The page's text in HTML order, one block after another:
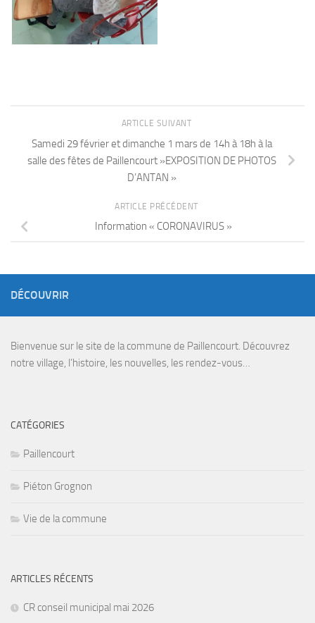
ARTICLE SUIVANT
Samedi 29 février et dimanche 1 mars de 14h à 18h à la
salle des fêtes de Paillencourt »EXPOSITION DE PHOTOS
D’ANTAN »
ARTICLE PRÉCÉDENT
Information « CORONAVIRUS »
DÉCOUVRIR
Bienvenue sur le site de la commune de Paillencourt. Découvrez
notre village, l’histoire, les nouvelles, les rendez-vous…
CATÉGORIES
Paillencourt
Piéton Grognon
Vie de la commune
ARTICLES RÉCENTS
CR conseil municipal mai 2026